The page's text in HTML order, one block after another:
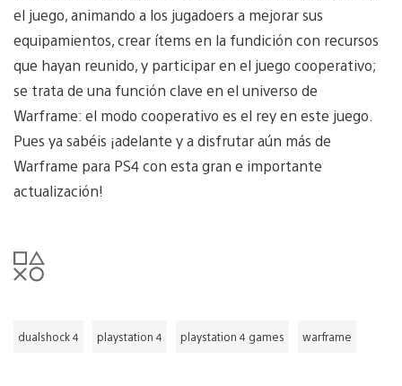
el juego, animando a los jugadoers a mejorar sus
equipamientos, crear ítems en la fundición con recursos
que hayan reunido, y participar en el juego cooperativo;
se trata de una función clave en el universo de
Warframe: el modo cooperativo es el rey en este juego.
Pues ya sabéis ¡adelante y a disfrutar aún más de
Warframe para PS4 con esta gran e importante
actualización!
dualshock 4 playstation 4 playstation 4 games warframe